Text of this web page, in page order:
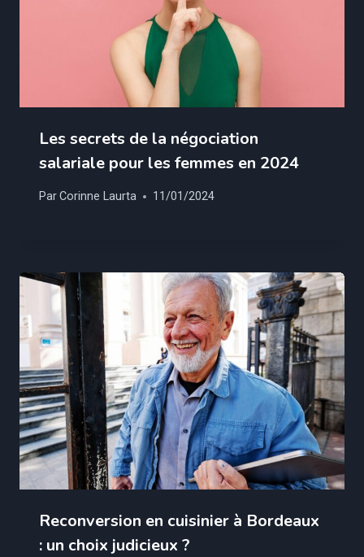
Les secrets de la négociation
salariale pour les femmes en 2024
ParCorinne Laurta 11/01/2024
Reconversion en cuisinier à Bordeaux
: un choix judicieux ?